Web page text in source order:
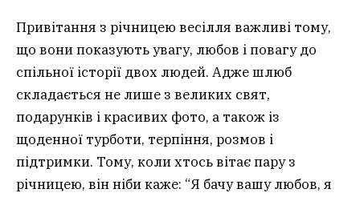
Привітання з річницею весілля важливі тому,
що вони показують увагу, любов і повагу до
спільної історії двох людей. Адже шлюб
складається не лише з великих свят,
подарунків і красивих фото, а також із
щоденної турботи, терпіння, розмов і
підтримки. Тому, коли хтось вітає пару з
річницею, він ніби каже: “Я бачу вашу любов, я